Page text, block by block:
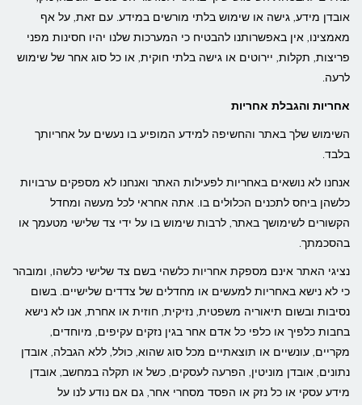
אובדן מידע, גישה או שימוש בלתי מורשים במידע. עם זאת, על אף
מאמצינו, אין באפשרותנו להבטיח כי המערכות שלנו יהיו חסינות מפני
פריצות, תקלות, יירוטים או גישה בלתי חוקית, או כל סוג אחר של שימוש
לרעה.
אחריות והגבלת אחריות
השימוש שלך באתר והחשיפה למידע המופיע בו נעשים על אחריותך
בלבד.
אנחנו לא נושאים באחריות לפעילות האתר ואנחנו לא מספקים ערבויות
כלשהן ביחס לתכנים הכלולים בו. אתה אחראי לכל מעשה ומחדל
הקשורים לשימושך באתר, לרבות שימוש בו על ידי צד שלישי מטעמך או
בהסכמתך.
נציגי האתר אינם מספקת אחריות כלשהי בשם צד שלישי כלשהו, ומובהר
כי לא נישא באחריות למעשים או מחדלים של צדדים שלישיים. בשום
נסיבות ובשום תיאוריה משפטית, נזיקית, חוזית או אחרת, אנו לא נישא
בחבות כלפיך או כלפי כל אדם אחר בגין נזקים עקיפים, מיוחדים,
מקריים, עונשיים או תוצאתיים מכל סוג שהוא, כולל, ללא הגבלה, אובדן
נתונים, אובדן מוניטין, הפרעה לעסקים, כשל או תקלה במחשב, אובדן
מידע עסקי או כל נזק או הפסד מסחרי אחר, גם אם נודע לנו על